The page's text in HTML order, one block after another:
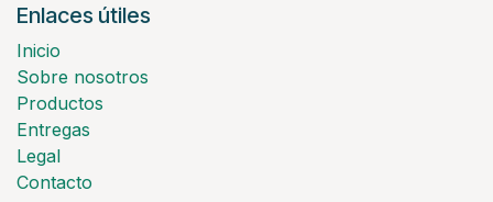
Enlaces útiles
Inicio
Sobre nosotros
Productos
Entregas
Legal
Contacto